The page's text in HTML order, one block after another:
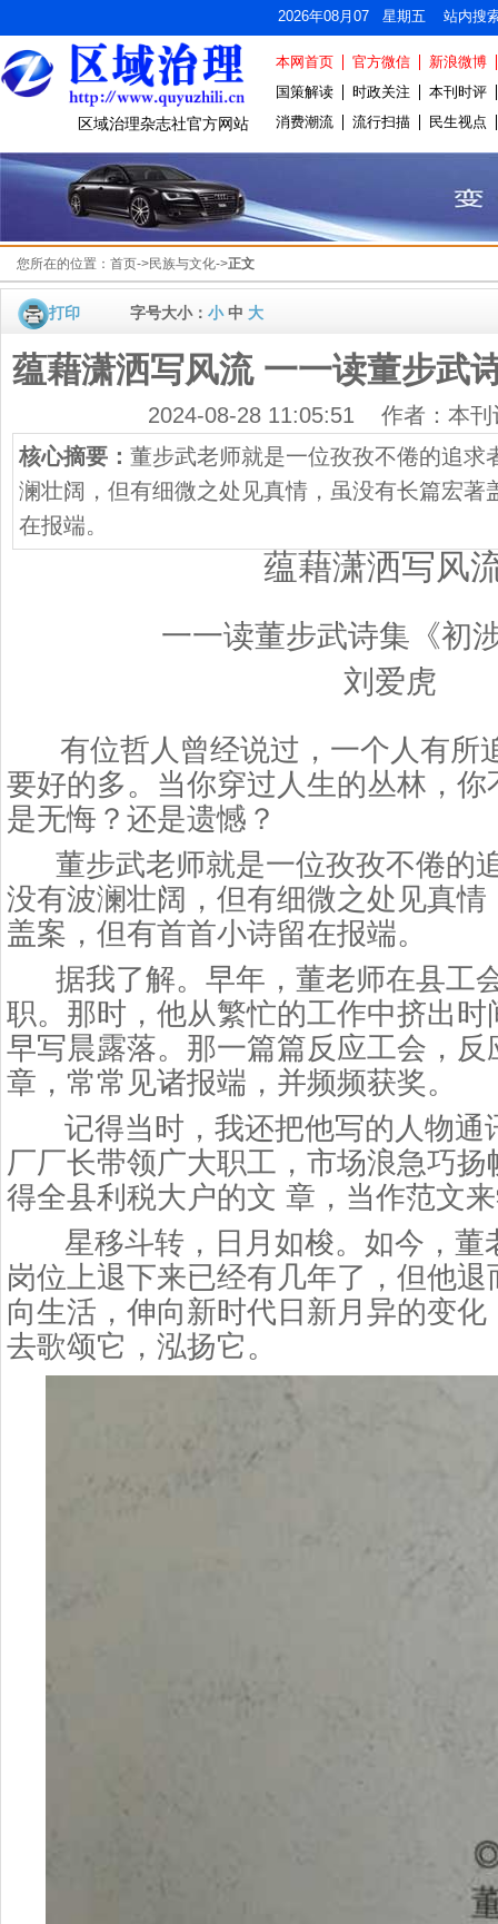
2026年08月07 星期五 站内搜
区域治理杂志社官方网站
本网首页 官方微信
新浪微博
国策解读
时政关注
本刊时评
消费潮流
流行扫描 民生视点
您所在的位置： 首页->民族与文化->正文
打印 字号大小： 小中 大
蕴藉潇洒写风流 一一读董步武
2024-08-28 11:05:51 作者：本刊
核心摘要： 董步武老师就是一位孜孜不倦的追求
澜壮阔，但有细微之处见真情，虽没有长篇宏著
在报端。
蕴藉潇洒写风
一一读董步武诗集《初
刘爱虎
有位哲人曾经说过，一个人有所
要好的多。当你穿过人生的丛林，
是无悔？还是遗憾？
董步武老师就是一位孜孜不倦的
没有波澜壮阔，但有细微之处见真
盖案，但有首首小诗留在报端。
据我了解。早年，董老师在县工
职。那时，他从繁忙的工作中挤出
早写晨露落。那一篇篇反应工会，反
章，常常见诸报端，并频频获奖。
记得当时，我还把他写的人物通
厂厂长带领广大职工，市场浪急巧
得全县利税大户的文 章，当作范文
星移斗转，日月如梭。如今，董
岗位上退下来已经有几年了，但他
向生活，伸向新时代日新月异的变
去歌颂它，泓扬它。